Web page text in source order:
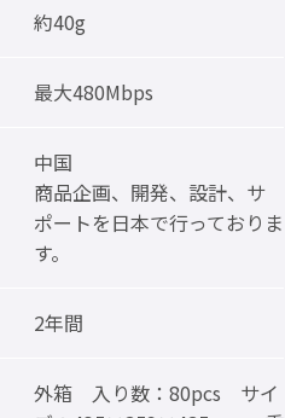
約40g
最大480Mbps
中国
商品企画、開発、設計、サ
ポートを日本で行っておりま
す。
2年間
外箱 入り数：80pcs サイ